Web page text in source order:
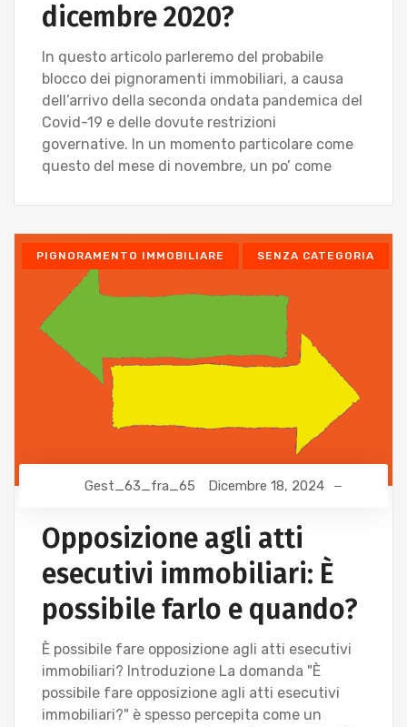
dicembre 2020?
In questo articolo parleremo del probabile
blocco dei pignoramenti immobiliari, a causa
dell’arrivo della seconda ondata pandemica del
Covid-19 e delle dovute restrizioni
governative. In un momento particolare come
questo del mese di novembre, un po’ come
PIGNORAMENTO IMMOBILIARE SENZA CATEGORIA
Gest_63_fra_65 Dicembre 18, 2024
Opposizione agli atti
esecutivi immobiliari: È
possibile farlo e quando?
È possibile fare opposizione agli atti esecutivi
immobiliari? Introduzione La domanda "È
possibile fare opposizione agli atti esecutivi
immobiliari?" è spesso percepita come un